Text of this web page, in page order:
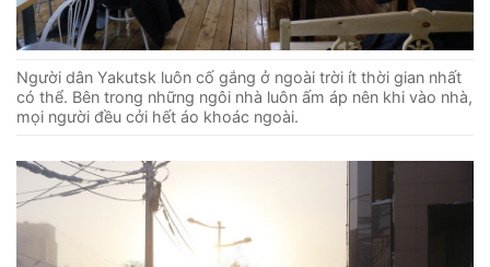
Người dân Yakutsk luôn cố gắng ở ngoài trời ít thời gian nhất
có thể. Bên trong những ngôi nhà luôn ấm áp nên khi vào nhà,
mọi người đều cởi hết áo khoác ngoài.